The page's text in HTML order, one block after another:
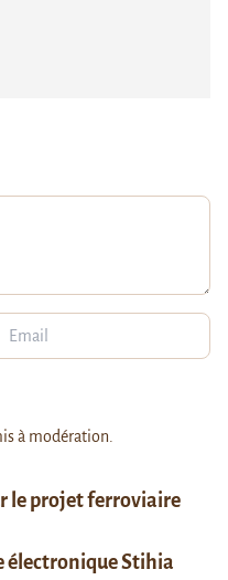
le projet ferroviaire
électronique Stihia
à modération.